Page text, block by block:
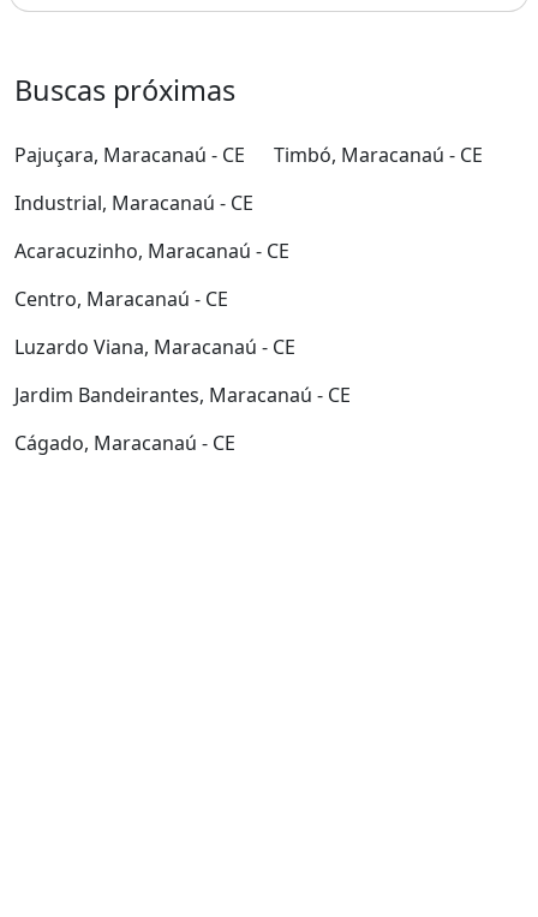
Buscas próximas
Pajuçara, Maracanaú - CE
Timbó, Maracanaú - CE
Industrial, Maracanaú - CE
Acaracuzinho, Maracanaú - CE
Centro, Maracanaú - CE
Luzardo Viana, Maracanaú - CE
Jardim Bandeirantes, Maracanaú - CE
Cágado, Maracanaú - CE